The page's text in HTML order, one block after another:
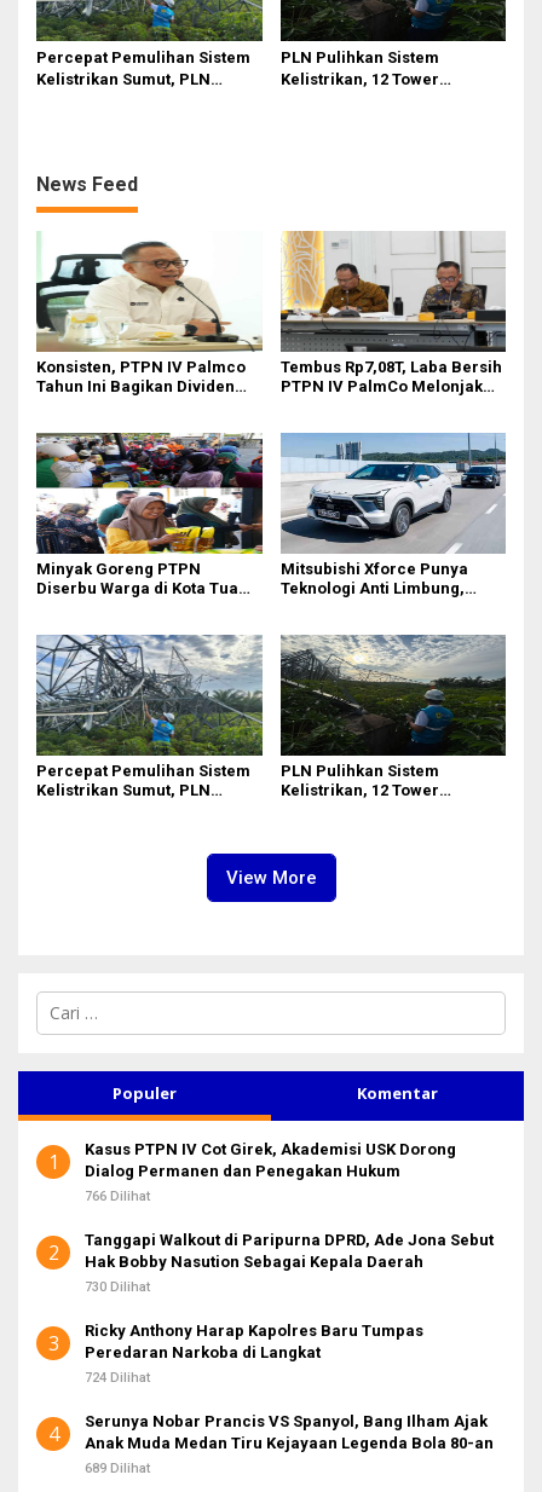
Percepat Pemulihan Sistem
Kelistrikan Sumut, PLN
PLN Pulihkan Sistem
Kelistrikan, 12 Tower
News Feed
Konsisten, PTPN IV Palmco
Tahun Ini Bagikan Dividen
Tembus Rp7,08T, Laba Bersih
PTPN IV PalmCo Melonjak
Efisiensi
Minyak Goreng PTPN
Diserbu Warga di Kota Tua
Mitsubishi Xforce Punya
Teknologi Anti Limbung,
Percepat Pemulihan Sistem
Kelistrikan Sumut, PLN
PLN Pulihkan Sistem
Kelistrikan, 12 Tower
View More
C
i
n
u
k
Populer Komentar
1
Kasus PTPN IV Cot Girek, Akademisi USK Dorong
Dialog Permanen dan Penegakan Hukum
766 Dilihat
2
Tanggapi Walkout di Paripurna DPRD, Ade Jona Sebut
Hak Bobby Nasution Sebagai Kepala Daerah
730 Dilihat
3
Ricky Anthony Harap Kapolres Baru Tumpas
Peredaran Narkoba di Langkat
724 Dilihat
4
Serunya Nobar Prancis VS Spanyol, Bang Ilham Ajak
Anak Muda Medan Tiru Kejayaan Legenda Bola 80-an
689 Dilihat